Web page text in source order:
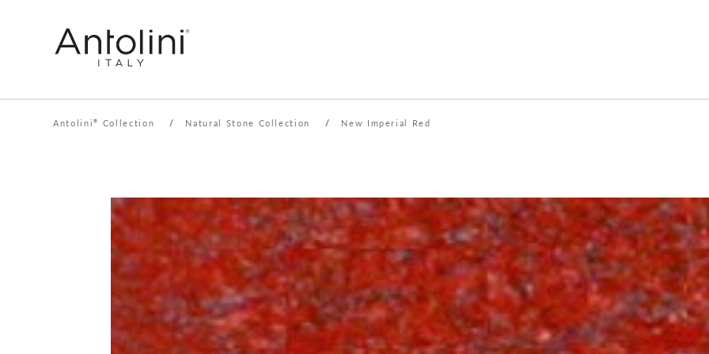
Antolini® Collection / Natural Stone Collection / New Imperial Red